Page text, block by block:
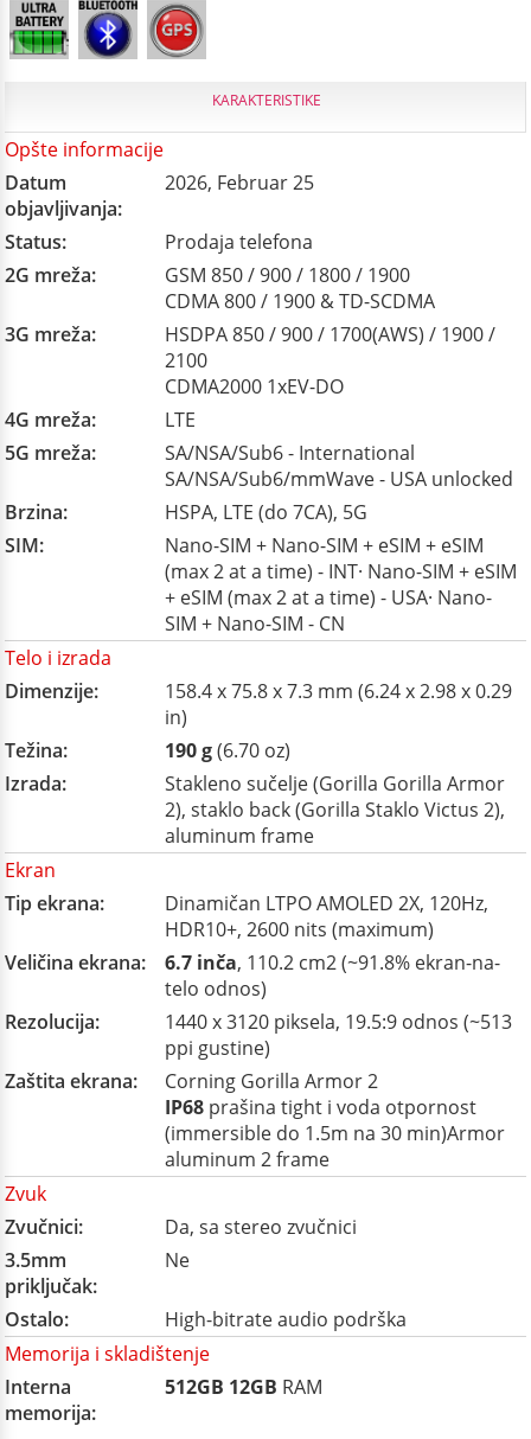
KARAKTERISTIKE
Opšte informacije
Datum
objavljivanja:
2026, Februar 25
Status:
Prodaja telefona
2G mreža:
GSM 850 / 900 / 1800 / 1900
CDMA 800 / 1900 & TD-SCDMA
3G mreža:
HSDPA 850 / 900 / 1700(AWS) / 1900 /
2100
CDMA2000 1xEV-DO
4G mreža:
LTE
5G mreža:
SA/NSA/Sub6 - International
SA/NSA/Sub6/mmWave - USA unlocked
Brzina:
HSPA, LTE (do 7CA), 5G
SIM:
Nano-SIM + Nano-SIM + eSIM + eSIM
(max 2 at a time) - INT· Nano-SIM + eSIM
+ eSIM (max 2 at a time) - USA· Nano-
SIM + Nano-SIM - CN
Telo i izrada
Dimenzije:
158.4 x 75.8 x 7.3 mm (6.24 x 2.98 x 0.29
in)
Težina:
190 g(6.70 oz)
Izrada:
Stakleno sučelje (Gorilla Gorilla Armor
2), staklo back (Gorilla Staklo Victus 2),
aluminum frame
Ekran
Tip ekrana:
Dinamičan LTPO AMOLED 2X, 120Hz,
HDR10+, 2600 nits (maximum)
Veličina ekrana:
6.7 inča, 110.2 cm2 (~91.8% ekran-na-
telo odnos)
Rezolucija:
1440 x 3120 piksela, 19.5:9 odnos (~513
ppi gustine)
Zaštita ekrana:
Corning Gorilla Armor 2
IP68 prašina tight i voda otpornost
(immersible do 1.5m na 30 min)Armor
aluminum 2 frame
Zvuk
Zvučnici:
Da, sa stereo zvučnici
3.5mm
priključak:
Ne
Ostalo:
High-bitrate audio podrška
Memorija i skladištenje
Interna
memorija:
512GB 12GB RAM